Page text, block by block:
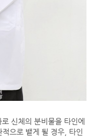
신체의 분비물을 타인에
으로 뱉게 될 경우, 타인